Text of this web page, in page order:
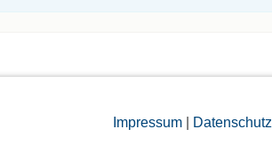
Impressum| Datenschutz